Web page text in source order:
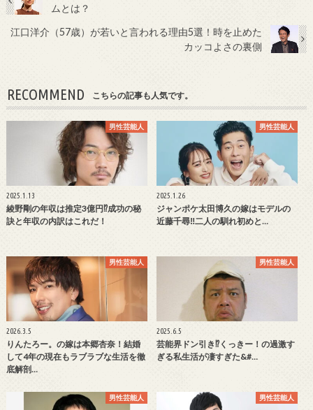
ムとは？
江口洋介（57歳）が若いと言われる理由5選！時を止めた
カッコよさの裏側
RECOMMEND こちらの記事も人気です。
男性芸能人
2025.1.13
綾野剛の年収は推定3億円⁉成功の秘
訣と年収の内訳はこれだ！
男性芸能人
2025.1.26
ジャンポケ太田博久の嫁はモデルの
近藤千尋‼二人の馴れ初めと…
男性芸能人
2026.3.5
りんたろー。の嫁は本郷杏奈！結婚
して4年の現在もラブラブな生活を徹
底解剖…
男性芸能人
2025.6.5
芸能界ドン引き⁉くっきー！の過激す
ぎる私生活が凄すぎた&#…
男性芸能人 男性芸能人